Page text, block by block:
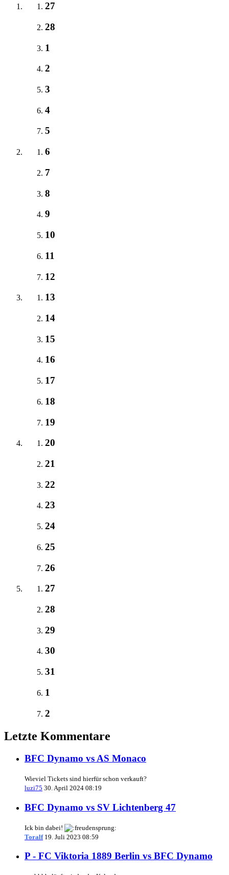
27
28
1
2
3
4
5
6
7
8
9
10
11
12
13
14
15
16
17
18
19
20
21
22
23
24
25
26
27
28
29
30
31
1
2
Letzte Kommentare
BFC Dynamo vs AS Monaco
Wieviel Tickets sind hierfür schon verkauft?
luzi75 30. April 2024 08:19
BFC Dynamo vs SV Lichtenberg 47
Ick bin dabei!
Toralf 19. Juli 2023 08:59
P - FC Viktoria 1889 Berlin vs BFC Dynamo